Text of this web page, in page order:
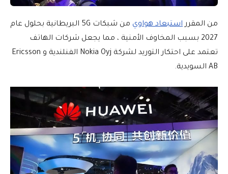
من المقرراستبعاد هواوي
من شبكات 5G البريطانية بحلول عام
2027 بسبب المخاوف الأمنية ، مما يجعل شركات الهاتف
تعتمد على احتكار التوريد لشركة Nokia Oyj الفنلندية و Ericsson
AB السويدية.